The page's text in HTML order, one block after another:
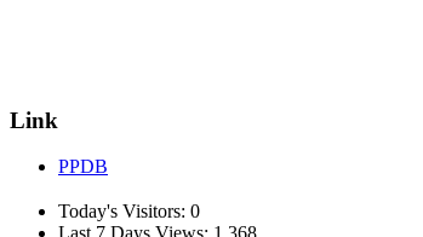
Link
PPDB
Today's Visitors: 0
Last 7 Days Views: 1,368